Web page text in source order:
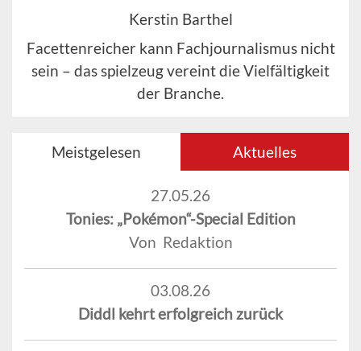
Kerstin Barthel
Facettenreicher kann Fachjournalismus nicht
sein – das spielzeug vereint die Vielfältigkeit
der Branche.
Meistgelesen Aktuelles
27.05.26
Tonies: „Pokémon“-Special Edition
Von Redaktion
03.08.26
Diddl kehrt erfolgreich zurück